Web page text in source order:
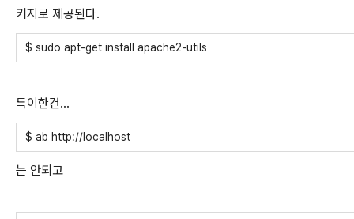
키지로 제공된다.
$ sudo apt-get install apache2-utils
특이한건...
$ ab http://localhost
는 안되고